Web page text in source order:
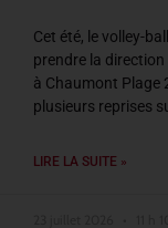
Cet été, le volley-
prendre la
à Chaumont Plage
plusieurs reprises
LIRE LA SUITE »